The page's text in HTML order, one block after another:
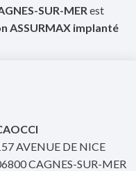
SUR-MER est
ASSURMAX implanté
AVENUE DE NICE
CAGNES-SUR-MER